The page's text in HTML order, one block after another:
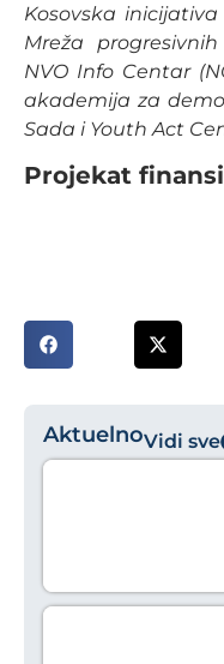
Kosovska
Mreža
NVO Info Centar
akademija za
Sada i Youth Act
Projekat
AktuelnoVidi sve